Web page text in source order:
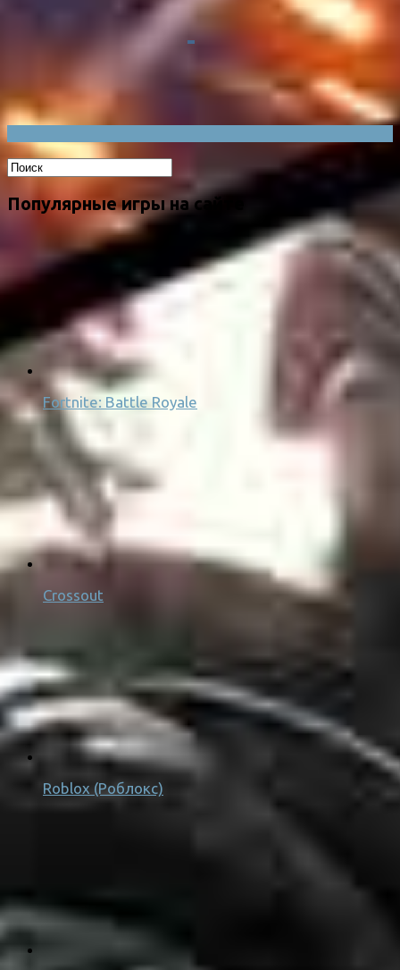
Популярные игры на сайте
Fortnite: Battle Royale
Crossout
Roblox (Роблокс)